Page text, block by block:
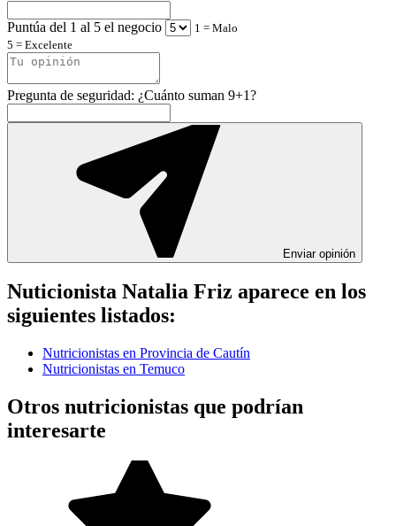
Puntúa del 1 al 5 el negocio
1 = Malo
5 = Excelente
Pregunta de seguridad: ¿Cuánto suman 9+1?
Enviar opinión
Nuticionista Natalia Friz aparece en los
siguientes listados:
Nutricionistas en Provincia de Cautín
Nutricionistas en Temuco
Otros nutricionistas que podrían
interesarte